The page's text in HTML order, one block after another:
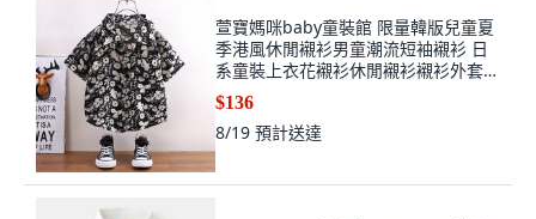
萱寶媽咪baby童裝館 限量韓版兒童夏
季港風休閒襯衫男童潮流短袖襯衫 日
系童裝上衣花襯衫休閒襯衫襯衫外套兒
童立領短袖襯衫上衣 童裝出清
$136
8/19 預計送達